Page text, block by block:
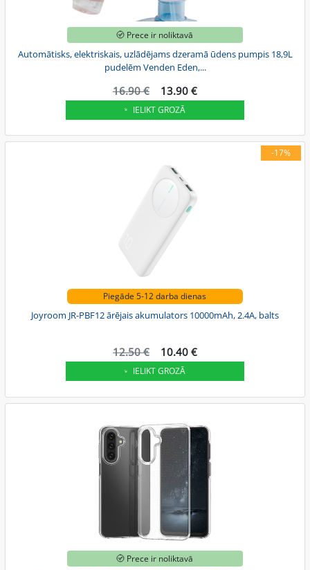
Prece ir noliktavā
Automātisks, elektriskais, uzlādējams dzeramā ūdens pumpis 18,9L
pudelēm Venden Eden,...
16.90 € 13.90 €
IELIKT GROZĀ
-17%
Piegāde 5-12 darba dienas
Joyroom JR-PBF12 ārējais akumulators 10000mAh, 2.4A, balts
12.50 € 10.40 €
IELIKT GROZĀ
Prece ir noliktavā